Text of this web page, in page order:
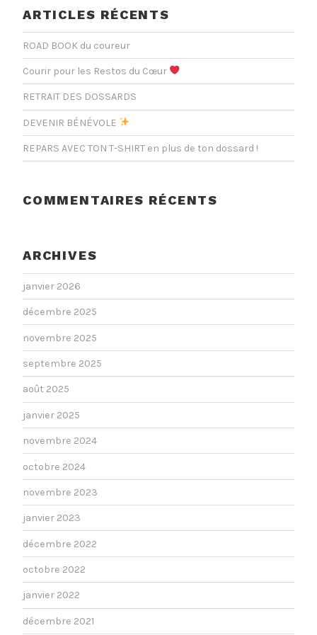
ARTICLES RÉCENTS
ROAD BOOK du coureur
Courir pour les Restos du Cœur
RETRAIT DES DOSSARDS
DEVENIR BÉNÉVOLE
REPARS AVEC TON T-SHIRT en plus de ton dossard !
COMMENTAIRES RÉCENTS
ARCHIVES
janvier 2026
décembre 2025
novembre 2025
septembre 2025
août 2025
janvier 2025
novembre 2024
octobre 2024
novembre 2023
janvier 2023
décembre 2022
octobre 2022
janvier 2022
décembre 2021